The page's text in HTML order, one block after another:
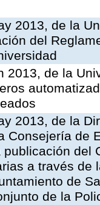
2013, de la
del
2013, de la
2013, de la
Consejería de
del
a través
de
de la